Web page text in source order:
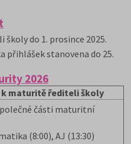
do 1. prosince 2025.
přihlášek stanovena do 25.
2026
k maturitě řediteli školy
části maturitní
(8:00), AJ (13:30)